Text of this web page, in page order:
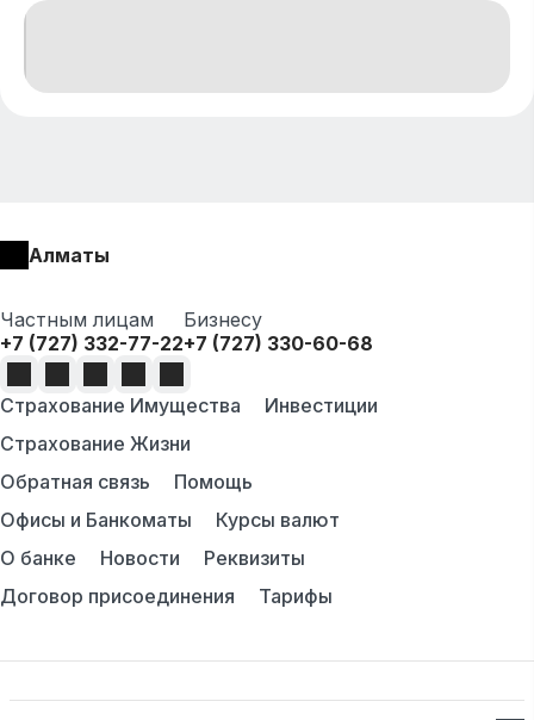
Алматы
Частным лицам
+7 (727) 332-77-22
Бизнесу
+7 (727) 330-60-68
Страхование Имущества
Инвестиции
Страхование Жизни
Обратная связь
Помощь
Офисы и Банкоматы
Курсы валют
О банке
Новости
Реквизиты
Договор присоединения
Тарифы